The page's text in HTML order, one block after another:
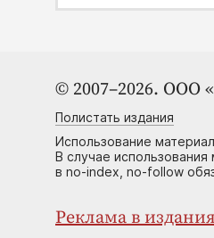
© 2007–2026. ООО
Полистать издания
Использование
В случае использования
в no-index, no-follow
Реклама в